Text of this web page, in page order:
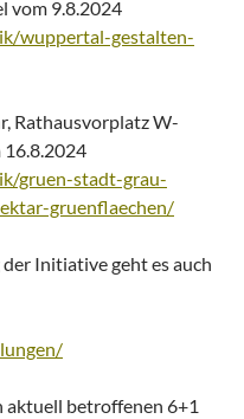
vom 9.8.2024
wuppertal-gestalten-
Rathausvorplatz W-
gruen-stadt-grau-
gruenflaechen/
Initiative geht es auch
aktuell betroffenen 6+1